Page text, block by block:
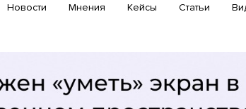
Новости Мнения Кейсы Статьи